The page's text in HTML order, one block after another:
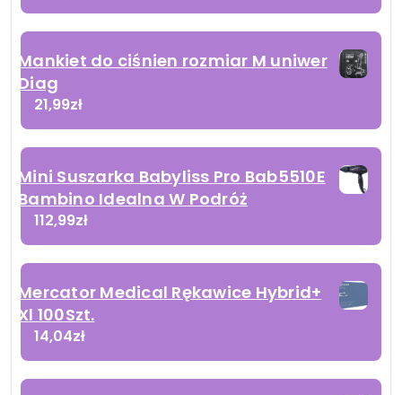
Mankiet do ciśnien rozmiar M uniwer
Diag
21,99zł
Mini Suszarka Babyliss Pro Bab5510E
Bambino Idealna W Podróż
112,99zł
Mercator Medical Rękawice Hybrid+
Xl 100Szt.
14,04zł